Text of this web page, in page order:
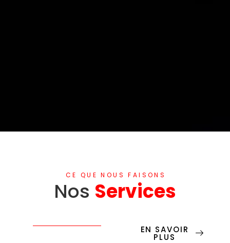
CE QUE NOUS FAISONS
Nos Services
EN SAVOIR
PLUS